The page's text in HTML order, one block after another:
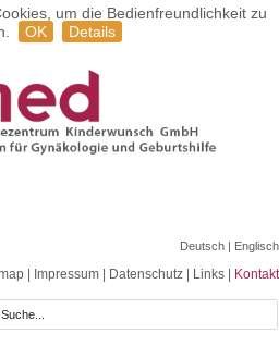
um die Bedienfreundlichkeit zu
OK Details
Deutsch | Englisch
Impressum Datenschutz Links Kontakt